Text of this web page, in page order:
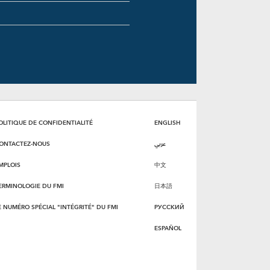
DE CONFIDENTIALITÉ
NOUS
DU FMI
NUMÉRO SPÉCIAL "INTÉGRITÉ" DU FMI
ENGLISH
عربي
中文
日本語
РУССКИЙ
ESPAÑOL